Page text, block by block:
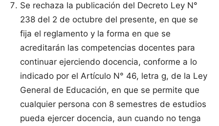
Se rechaza la publicación del Decreto Ley N°
238 del 2 de octubre del presente, en que se
fija el reglamento y la forma en que se
acreditarán las competencias docentes para
continuar ejerciendo docencia, conforme a lo
indicado por el Artículo N° 46, letra g, de la Ley
General de Educación, en que se permite que
cualquier persona con 8 semestres de estudios
pueda ejercer docencia, aun cuando no tenga